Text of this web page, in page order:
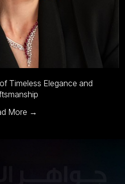
Timeless Elegance and
More →